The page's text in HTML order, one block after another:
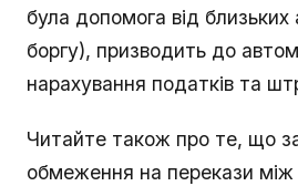
була допомога від
боргу), призводить до
нарахування податків та
Читайте також про те, що
обмеження на перекази